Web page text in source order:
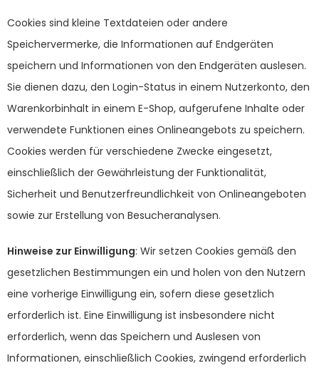
Cookies sind kleine Textdateien oder andere
Speichervermerke, die Informationen auf Endgeräten
speichern und Informationen von den Endgeräten auslesen.
Sie dienen dazu, den Login-Status in einem Nutzerkonto, den
Warenkorbinhalt in einem E-Shop, aufgerufene Inhalte oder
verwendete Funktionen eines Onlineangebots zu speichern.
Cookies werden für verschiedene Zwecke eingesetzt,
einschließlich der Gewährleistung der Funktionalität,
Sicherheit und Benutzerfreundlichkeit von Onlineangeboten
sowie zur Erstellung von Besucheranalysen.
Hinweise zur Einwilligung: Wir setzen Cookies gemäß den
gesetzlichen Bestimmungen ein und holen von den Nutzern
eine vorherige Einwilligung ein, sofern diese gesetzlich
erforderlich ist. Eine Einwilligung ist insbesondere nicht
erforderlich, wenn das Speichern und Auslesen von
Informationen, einschließlich Cookies, zwingend erforderlich